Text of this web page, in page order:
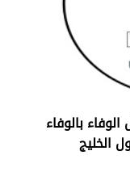
بالوفاء
الخليج